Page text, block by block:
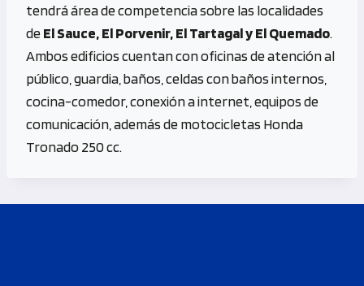
tendrá área de competencia sobre las localidades
deEl Sauce, El Porvenir, El Tartagal y El Quemado.
Ambos edificios cuentan con oficinas de atención al
público, guardia, baños, celdas con baños internos,
cocina-comedor, conexión a internet, equipos de
comunicación, además de motocicletas Honda
Tronado 250 cc.